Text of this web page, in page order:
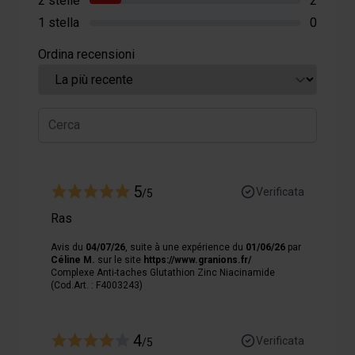
Les cookies nous permettent de personnaliser le contenu
analyse du trafic. Nous partageons également des
partenaires de médias sociaux, de publicité et analyse,
1 stella
0
Ordina recensioni
5/5 Verificata
Ras
Avis du 04/07/26 , suite à une expérience du 01/06/26 par
Céline M.
sur le site https://www.granions.fr/
Complexe Anti-taches Glutathion Zinc Niacinamide
(Cod.Art. : F4003243)
4/5 Verificata